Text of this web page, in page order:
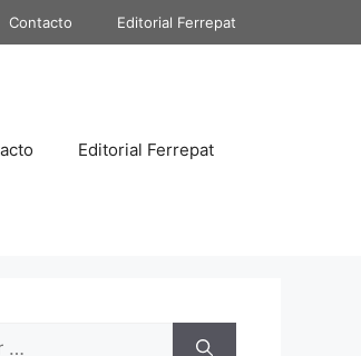
Contacto Editorial Ferrepat
Editorial Ferrepat